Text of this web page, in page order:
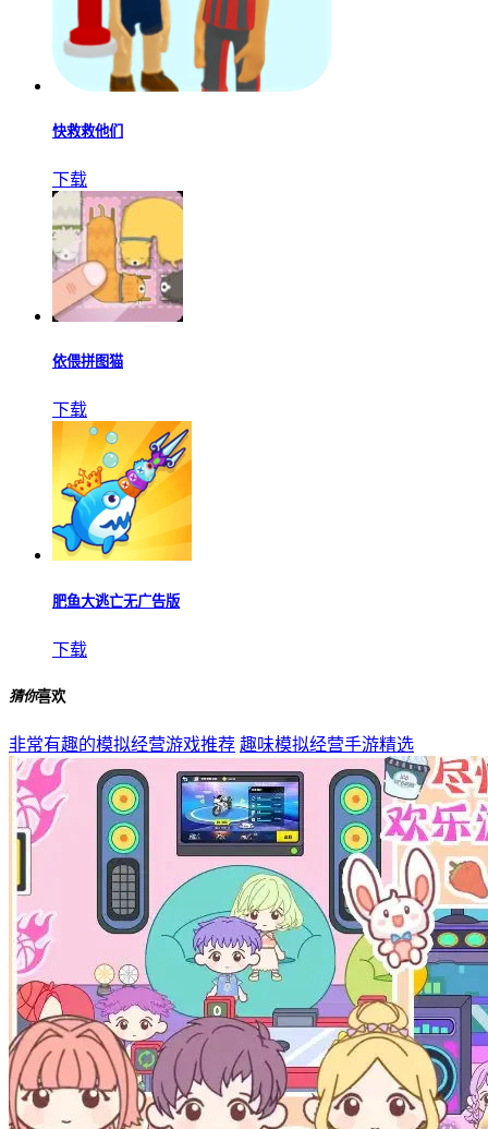
快救救他们
下载
依偎拼图猫
下载
肥鱼大逃亡无广告版
下载
猜你喜欢
非常有趣的模拟经营游戏推荐 趣味模拟经营手游精选